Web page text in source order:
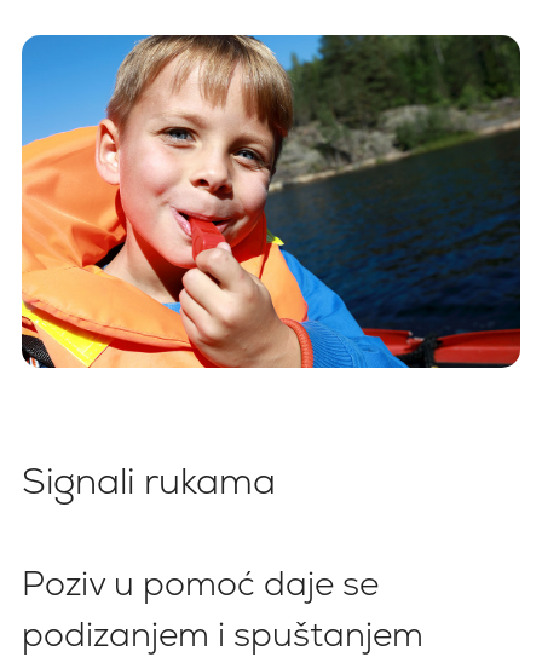
Signali rukama
Poziv u pomoć daje se
podizanjem i spuštanjem